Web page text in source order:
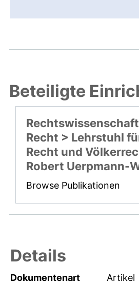
Beteiligte
Recht > Lehrstuhl
Recht und
Robert Uerpmann-
Browse Publikationen
Details
Dokumentenart
Artikel